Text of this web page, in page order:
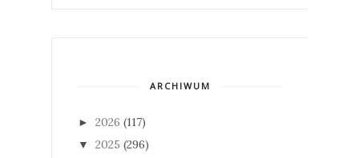
ARCHIWUM
► 2026 (117)
▼ 2025 (296)